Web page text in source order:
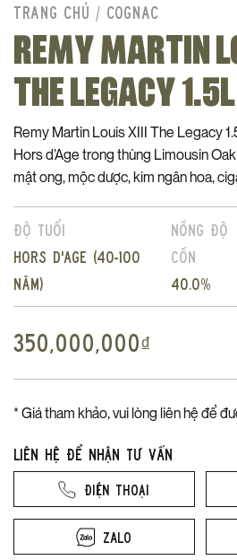
TRANG CHỦ / COGNAC
REMY MARTIN
THE LEGACY 1.5L
Remy Martin Louis XIII The Legacy
Hors d’Age trong thùng Limousin
mật ong, mộc dược, kim ngân hoa,
Độ tuổi
Hors d'Age (40-100
năm)
Nồng độ
cồn
40.0%
350,000,000₫
* Giá tham khảo, vui lòng liên hệ để
Liên hệ để nhận tư vấn
Điện thoại
Zalo